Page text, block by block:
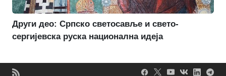
Други део: Српско светосавље и свето-
сергијевска руска национална идеја